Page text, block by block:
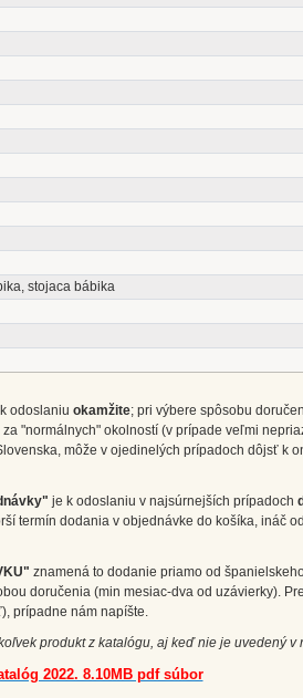
stojaca bábika
odoslaniu okamžite; pri výbere spôsobu
"normálnych" okolností (v prípade veľmi
môže v ojedinelých prípadoch dôjsť k
je k odoslaniu v najsúrnejších prípadoch
termín dodania v objednávke do košíka, ináč
znamená to dodanie priamo od
doručenia (min mesiac-dva od uzávierky).
prípadne nám napíšte.
produkt z katalógu, aj keď nie je uvedený v
2022. 8.10MB pdf súbor